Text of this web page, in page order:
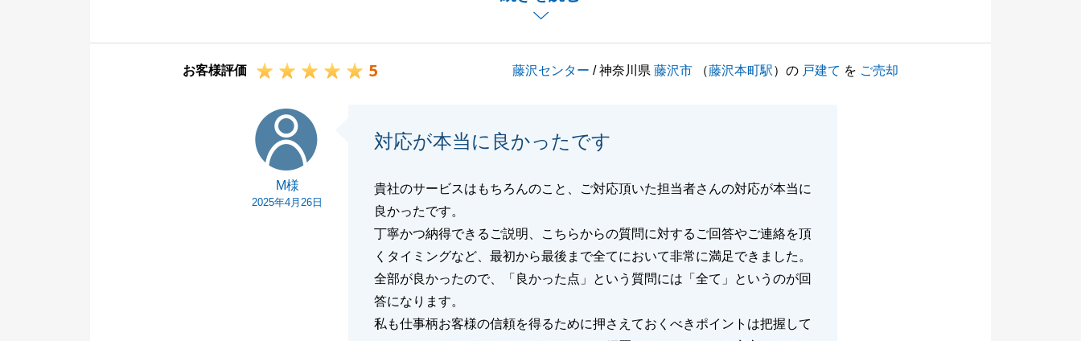
今後ともお気軽にご相談いただければ幸いです。
お客様評価 5 藤沢センター / 神奈川県藤沢市 （藤沢本町駅）の 戸建て を ご売却
M様
2025年4月26日
対応が本当に良かったです
貴社のサービスはもちろんのこと、ご対応頂いた担当者さんの対応が本当に
良かったです。
丁寧かつ納得できるご説明、こちらからの質問に対するご回答やご連絡を頂
くタイミングなど、最初から最後まで全てにおいて非常に満足できました。
全部が良かったので、「良かった点」という質問には「全て」というのが回
答になります。
私も仕事柄お客様の信頼を得るために押さえておくべきポイントは把握して